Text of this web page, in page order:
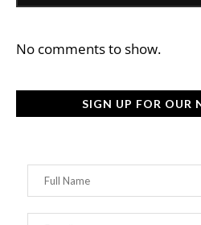
No comments to show.
SIGN UP FOR OUR